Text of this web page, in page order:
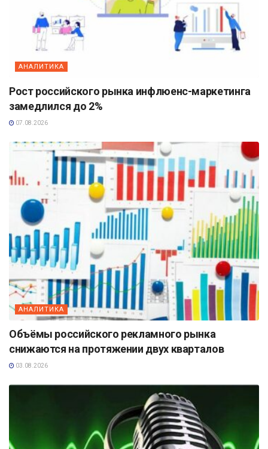
АНАЛИТИКА
Рост российского рынка инфлюенс-маркетинга
замедлился до 2%
07.08.2026
АНАЛИТИКА
Объёмы российского рекламного рынка
снижаются на протяжении двух кварталов
03.08.2026